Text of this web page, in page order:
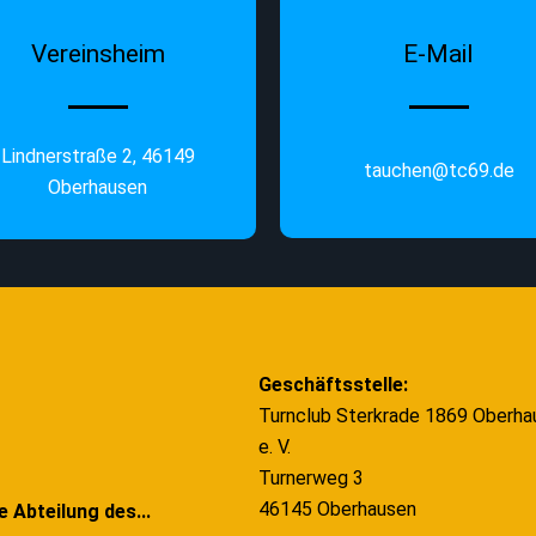
Vereinsheim
Lindnerstraße 2, 46149
Oberhausen
E-Mail
tauchen@tc69.de
Abteilung des...
Geschäftsstelle:
Turnclub Sterkrade 1869
e. V.
Turnerweg 3
46145 Oberhausen